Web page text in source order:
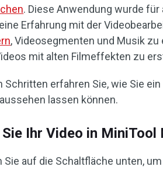
. Diese Anwendung wurde
Erfahrung mit der
, Videosegmenten und Musik
mit alten Filmeffekten zu
Schritten erfahren Sie, wie Sie
lassen können.
Ihr Video in MiniTool
Sie auf die Schaltfläche unten,